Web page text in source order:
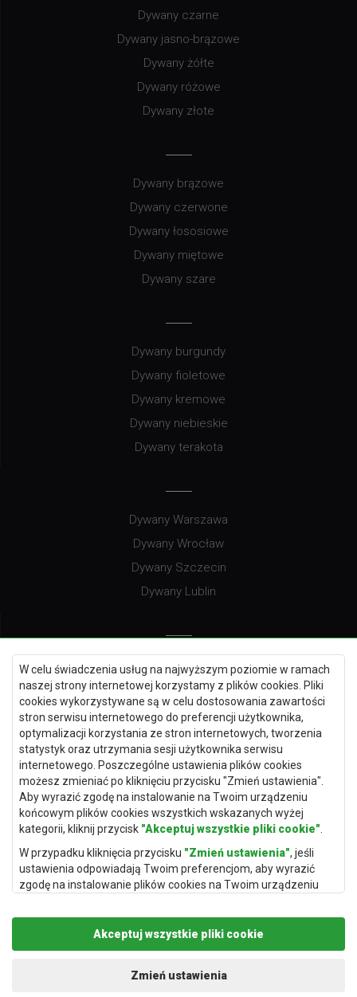
W celu świadczenia usług na najwyższym poziomie w ramach
naszej strony internetowej korzystamy z plików cookies. Pliki
cookies wykorzystywane są w celu dostosowania zawartości
stron serwisu internetowego do preferencji użytkownika,
optymalizacji korzystania ze stron internetowych, tworzenia
statystyk oraz utrzymania sesji użytkownika serwisu
internetowego. Poszczególne ustawienia plików cookies
możesz zmieniać po kliknięciu przycisku "Zmień ustawienia".
Aby wyrazić zgodę na instalowanie na Twoim urządzeniu
końcowym plików cookies wszystkich wskazanych wyżej
kategorii, kliknij przycisk "Akceptuj wszystkie pliki cookie"
W przypadku kliknięcia przycisku "Zmień ustawienia", jeśli
ustawienia odpowiadają Twoim preferencjom, aby wyrazić
zgodę na instalowanie plików cookies na Twoim urządzeniu
"Zapisz i zaakceptuj".
Podstawą przetwarzania danych osobowych, w zakresie w
administratora danych osobowych (Rugito Radosław Bartosik z
Akceptuj wszystkie pliki cookie
Zmień ustawienia
Dywany czarne
Dywany jasno-brązowe
Dywany żółte
Dywany różowe
Dywany złote
Dywany brązowe
Dywany czerwone
Dywany łososiowe
Dywany miętowe
Dywany szare
Dywany burgundy
Dywany fioletowe
Dywany kremowe
Dywany niebieskie
Dywany terakota
Dywany Warszawa
Dywany Wrocław
Dywany Szczecin
Dywany Lublin
Dywany Kraków
Dywany Poznań
Dywany Gdynia
Dywany Białystok
Dywany Kielce
Dywany Gdańsk
Dywany Toruń
Dywany Bydgoszcz
Dywany Łódź
Dywany Katowice